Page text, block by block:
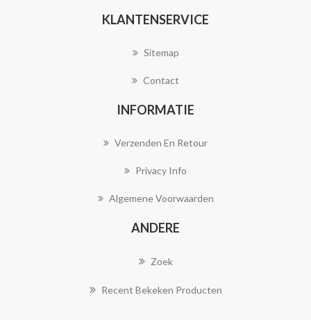
KLANTENSERVICE
Sitemap
Contact
INFORMATIE
Verzenden En Retour
Privacy Info
Algemene Voorwaarden
ANDERE
Zoek
Recent Bekeken Producten